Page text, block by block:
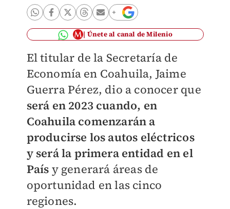
Únete al canal de Milenio
El titular de la Secretaría de
Economía en Coahuila, Jaime
Guerra Pérez, dio a conocer que
será en 2023 cuando, en
Coahuila comenzarán a
producirse los autos eléctricos
y será la primera entidad en el
País y generará áreas de
oportunidad en las cinco
regiones.